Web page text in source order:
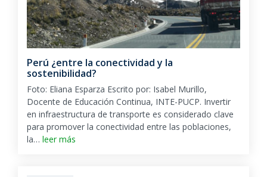
Perú ¿entre la conectividad y la
sostenibilidad?
Foto: Eliana Esparza Escrito por: Isabel Murillo,
Docente de Educación Continua, INTE-PUCP. Invertir
en infraestructura de transporte es considerado clave
para promover la conectividad entre las poblaciones,
la… leer más